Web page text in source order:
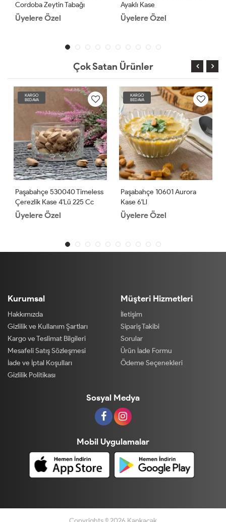
Cordoba Zeytin Tabağı
Üyelere Özel
Ayaklı Kase
Üyelere Özel
Çok Satan Ürünler
KARGO
BEDAVA
Paşabahçe 530040 Timeless
Çerezlik Kase 4'lü 225 Cc
Üyelere Özel
KARGO
BEDAVA
Paşabahçe 10601 Aurora
Kase 6'll
Üyelere Özel
Kurumsal
Hakkımızda
Gizlilik ve Kullanım Şartları
Kargo ve Teslimat Bilgileri
Mesafeli Satış Sözleşmesi
İade ve İptal Koşulları
Gizlilik Politikası
Müşteri Hizmetleri
İletişim
Sipariş Takibi
Sorular
Ürün İade Formu
Ödeme Seçenekleri
Sosyal Medya
Mobil Uygulamalar